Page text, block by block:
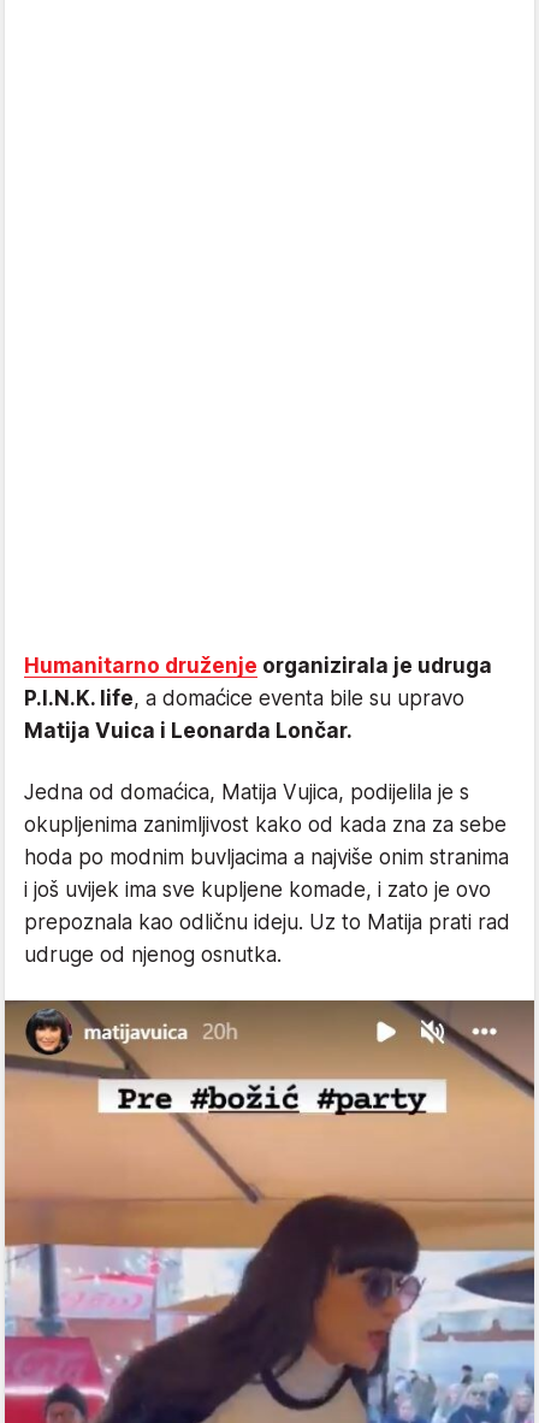
Humanitarno druženje organizirala je udruga
P.I.N.K. life, a domaćice eventa bile su upravo
Matija Vuica i Leonarda Lončar.
Jedna od domaćica, Matija Vujica, podijelila je s
okupljenima zanimljivost kako od kada zna za sebe
hoda po modnim buvljacima a najviše onim stranima
i još uvijek ima sve kupljene komade, i zato je ovo
prepoznala kao odličnu ideju. Uz to Matija prati rad
udruge od njenog osnutka.